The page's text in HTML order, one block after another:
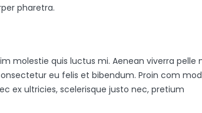
pharetra.
molestie quis luctus mi. Aenean viverra pelle
eu felis et bibendum. Proin com
ex ultricies, scelerisque justo nec, pretium